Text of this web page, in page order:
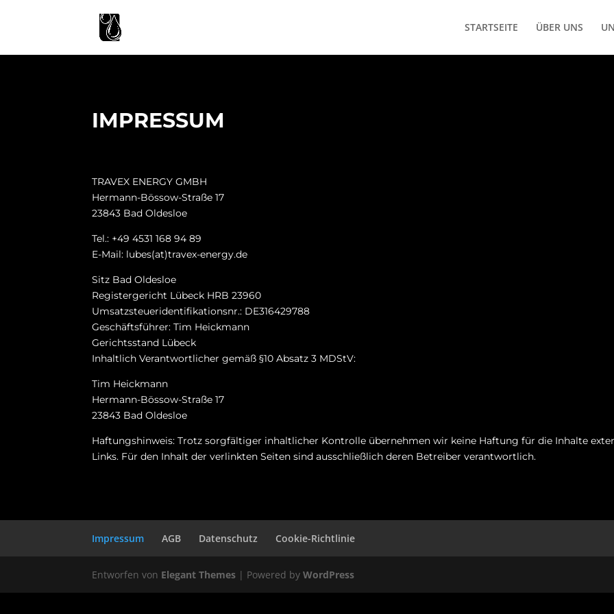
STARTSEITE ÜBER UNS
IMPRESSUM
TRAVEX ENERGY GMBH
Hermann-Bössow-Straße 17
23843 Bad Oldesloe
Tel.: +49 4531 168 94 89
E-Mail: lubes(at)travex-energy.de
Sitz Bad Oldesloe
Registergericht Lübeck HRB 23960
Umsatzsteueridentifikationsnr.: DE316429788
Geschäftsführer: Tim Heickmann
Gerichtsstand Lübeck
Inhaltlich Verantwortlicher gemäß §10 Absatz 3 MDStV:
Tim Heickmann
Hermann-Bössow-Straße 17
23843 Bad Oldesloe
Haftungshinweis: Trotz sorgfältiger inhaltlicher Kontrolle übernehmen wir keine Haftung für die Inhalte
Links. Für den Inhalt der verlinkten Seiten sind ausschließlich deren Betreiber verantwortlich.
Impressum AGB Datenschutz Cookie-Richtlinie
Entworfen von Elegant Themes | Powered byWordPress